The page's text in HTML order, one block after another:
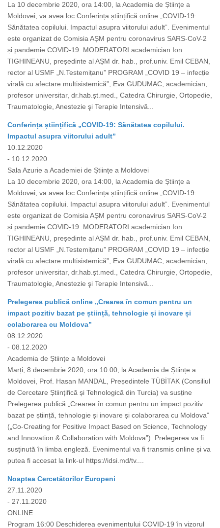
La 10 decembrie 2020, ora 14:00, la Academia de Științe a
Moldovei, va avea loc Conferința științifică online „COVID-19:
Sănătatea copilului. Impactul asupra viitorului adult”. Evenimentul
este organizat de Comisia AȘM pentru coronavirus SARS-CoV-2
și pandemie COVID-19. MODERATORI academician Ion
TIGHINEANU, președinte al AȘM dr. hab., prof.univ. Emil CEBAN,
rector al USMF „N.Testemițanuˮ PROGRAM „COVID 19 – infecție
virală cu afectare multisistemică”, Eva GUDUMAC, academician,
profesor universitar, dr.hab.șt.med., Catedra Chirurgie, Ortopedie,
Traumatologie, Anestezie şi Terapie Intensivă...
Conferința științifică „COVID-19: Sănătatea copilului.
Impactul asupra viitorului adult”
10.12.2020
- 10.12.2020
Sala Azurie a Academiei de Științe a Moldovei
La 10 decembrie 2020, ora 14:00, la Academia de Științe a
Moldovei, va avea loc Conferința științifică online „COVID-19:
Sănătatea copilului. Impactul asupra viitorului adult”. Evenimentul
este organizat de Comisia AȘM pentru coronavirus SARS-CoV-2
și pandemie COVID-19. MODERATORI academician Ion
TIGHINEANU, președinte al AȘM dr. hab., prof.univ. Emil CEBAN,
rector al USMF „N.Testemițanuˮ PROGRAM „COVID 19 – infecție
virală cu afectare multisistemică”, Eva GUDUMAC, academician,
profesor universitar, dr.hab.șt.med., Catedra Chirurgie, Ortopedie,
Traumatologie, Anestezie şi Terapie Intensivă...
Prelegerea publică online „Crearea în comun pentru un
impact pozitiv bazat pe știință, tehnologie și inovare și
colaborarea cu Moldova”
08.12.2020
- 08.12.2020
Academia de Științe a Moldovei
Marți, 8 decembrie 2020, ora 10:00, la Academia de Științe a
Moldovei, Prof. Hasan MANDAL, Președintele TÜBİTAK (Consiliul
de Cercetare Științifică și Tehnologică din Turcia) va susține
Prelegerea publică „Crearea în comun pentru un impact pozitiv
bazat pe știință, tehnologie și inovare și colaborarea cu Moldova”
(„Co-Creating for Positive Impact Based on Science, Technology
and Innovation & Collaboration with Moldova”). Prelegerea va fi
susținută în limba engleză. Evenimentul va fi transmis online și va
putea fi accesat la link-ul https://idsi.md/tv....
Noaptea Cercetătorilor Europeni
27.11.2020
- 27.11.2020
ONLINE
Program 16:00 Deschiderea evenimentului COVID-19 în vizorul